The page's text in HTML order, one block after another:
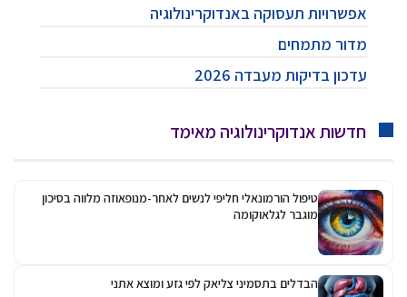
אפשרויות תעסוקה באנדוקרינולוגיה
מדור מתמחים
עדכון בדיקות מעבדה 2026
חדשות אנדוקרינולוגיה מאימד
טיפול הורמונאלי חליפי לנשים לאחר-מנופאוזה מלווה בסיכון
מוגבר לגלאוקומה
הבדלים בתסמיני צליאק לפי גזע ומוצא אתני